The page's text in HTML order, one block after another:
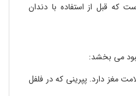
که قبل از استفاده با دندان
مغز دارد. پپرینی که در فلفل